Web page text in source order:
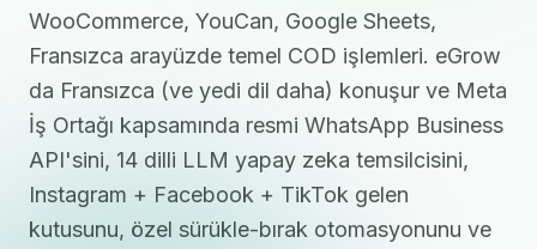
WooCommerce, YouCan, Google Sheets,
Fransızca arayüzde temel COD işlemleri. eGrow
da Fransızca (ve yedi dil daha) konuşur ve Meta
İş Ortağı kapsamında resmi WhatsApp Business
API'sini, 14 dilli LLM yapay zeka temsilcisini,
Instagram + Facebook + TikTok gelen
kutusunu, özel sürükle-bırak otomasyonunu ve